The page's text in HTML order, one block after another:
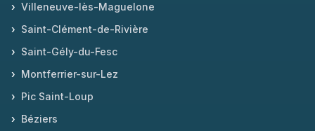
› Villeneuve-lès-Maguelone
› Saint-Clément-de-Rivière
› Saint-Gély-du-Fesc
› Montferrier-sur-Lez
› Pic Saint-Loup
› Béziers